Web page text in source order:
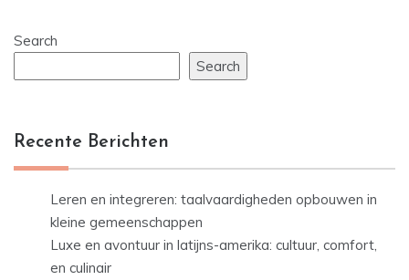
Search
Search
Recente Berichten
Leren en integreren: taalvaardigheden opbouwen in
kleine gemeenschappen
Luxe en avontuur in latijns-amerika: cultuur, comfort,
en culinair